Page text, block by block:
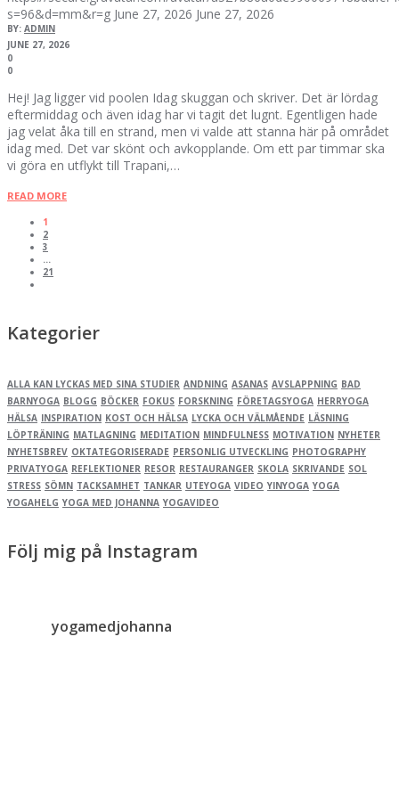
s=96&d=mm&r=g June 27, 2026 June 27, 2026
BY: ADMIN
JUNE 27, 2026
0
0
Hej! Jag ligger vid poolen Idag skuggan och skriver. Det är lördag
eftermiddag och även idag har vi tagit det lugnt. Egentligen hade
jag velat åka till en strand, men vi valde att stanna här på området
idag med. Det var skönt och avkopplande. Om ett par timmar ska
vi göra en utflykt till Trapani,…
READ MORE
1
2
3
…
21
Kategorier
ALLA KAN LYCKAS MED SINA STUDIER ANDNING ASANAS AVSLAPPNING BAD
BARNYOGA BLOGG BÖCKER FOKUS FORSKNING FÖRETAGSYOGA HERRYOGA
HÄLSA INSPIRATION KOST OCH HÄLSA LYCKA OCH VÄLMÅENDE LÄSNING
LÖPTRÄNING MATLAGNING MEDITATION MINDFULNESS MOTIVATION NYHETER
NYHETSBREV OKTATEGORISERADE PERSONLIG UTVECKLING PHOTOGRAPHY
PRIVATYOGA REFLEKTIONER RESOR RESTAURANGER SKOLA SKRIVANDE SOL
STRESS SÖMN TACKSAMHET TANKAR UTEYOGA VIDEO YINYOGA YOGA
YOGAHELG YOGA MED JOHANNA YOGAVIDEO
Följ mig på Instagram
yogamedjohanna